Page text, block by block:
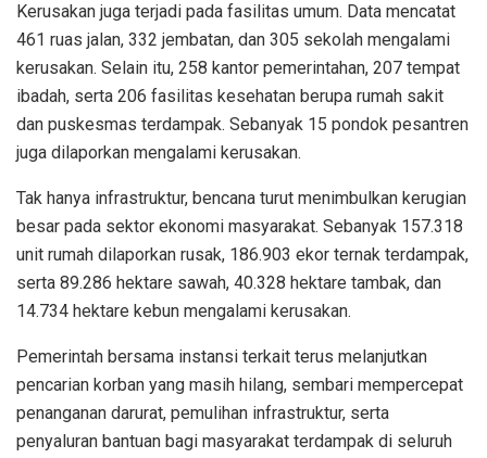
Kerusakan juga terjadi pada fasilitas umum. Data mencatat
461 ruas jalan, 332 jembatan, dan 305 sekolah mengalami
kerusakan. Selain itu, 258 kantor pemerintahan, 207 tempat
ibadah, serta 206 fasilitas kesehatan berupa rumah sakit
dan puskesmas terdampak. Sebanyak 15 pondok pesantren
juga dilaporkan mengalami kerusakan.
Tak hanya infrastruktur, bencana turut menimbulkan kerugian
besar pada sektor ekonomi masyarakat. Sebanyak 157.318
unit rumah dilaporkan rusak, 186.903 ekor ternak terdampak,
serta 89.286 hektare sawah, 40.328 hektare tambak, dan
14.734 hektare kebun mengalami kerusakan.
Pemerintah bersama instansi terkait terus melanjutkan
pencarian korban yang masih hilang, sembari mempercepat
penanganan darurat, pemulihan infrastruktur, serta
penyaluran bantuan bagi masyarakat terdampak di seluruh